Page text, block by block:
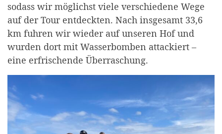
sodass wir möglichst viele verschiedene Wege
auf der Tour entdeckten. Nach insgesamt 33,6
km fuhren wir wieder auf unseren Hof und
wurden dort mit Wasserbomben attackiert –
eine erfrischende Überraschung.